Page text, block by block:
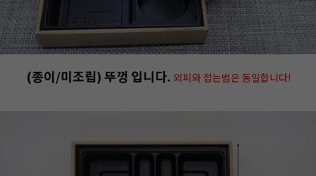
(종이/미조립) 뚜껑 입니다. 외피와 접는법은 동일합니다!